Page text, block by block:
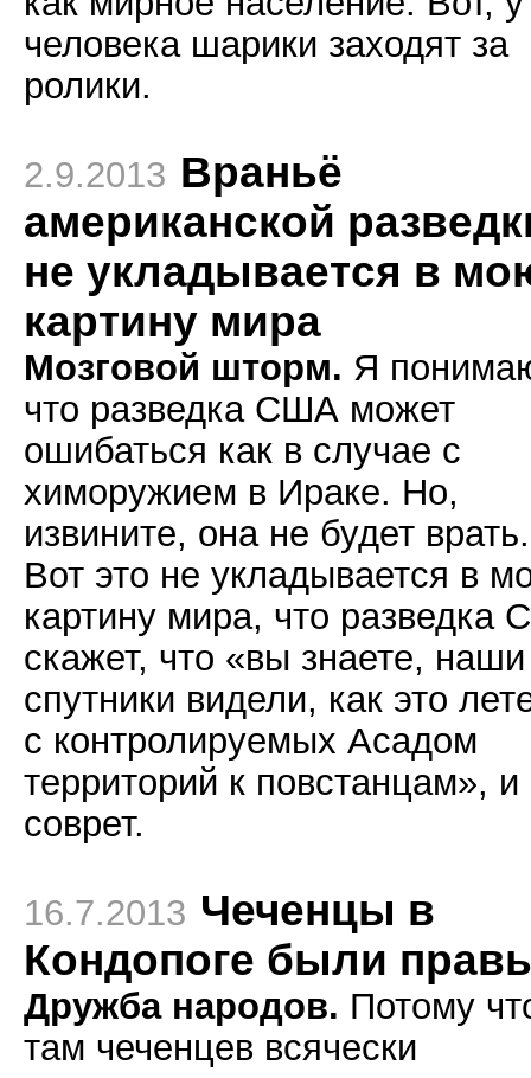
человека шарики заходят за
ролики.
2.9.2013 Враньё
американской
не укладывается в
картину мира
Мозговой шторм. Я
что разведка США может
ошибаться как в случае с
химоружием в Ираке. Но,
извините, она не будет врать.
Вот это не укладывается в
картину мира, что разведка
скажет, что «вы знаете, наши
спутники видели, как это
с контролируемых Асадом
территорий к повстанцам», и
соврет.
16.7.2013 Чеченцы в
Кондопоге были
Дружба народов. Потому
там чеченцев всячески